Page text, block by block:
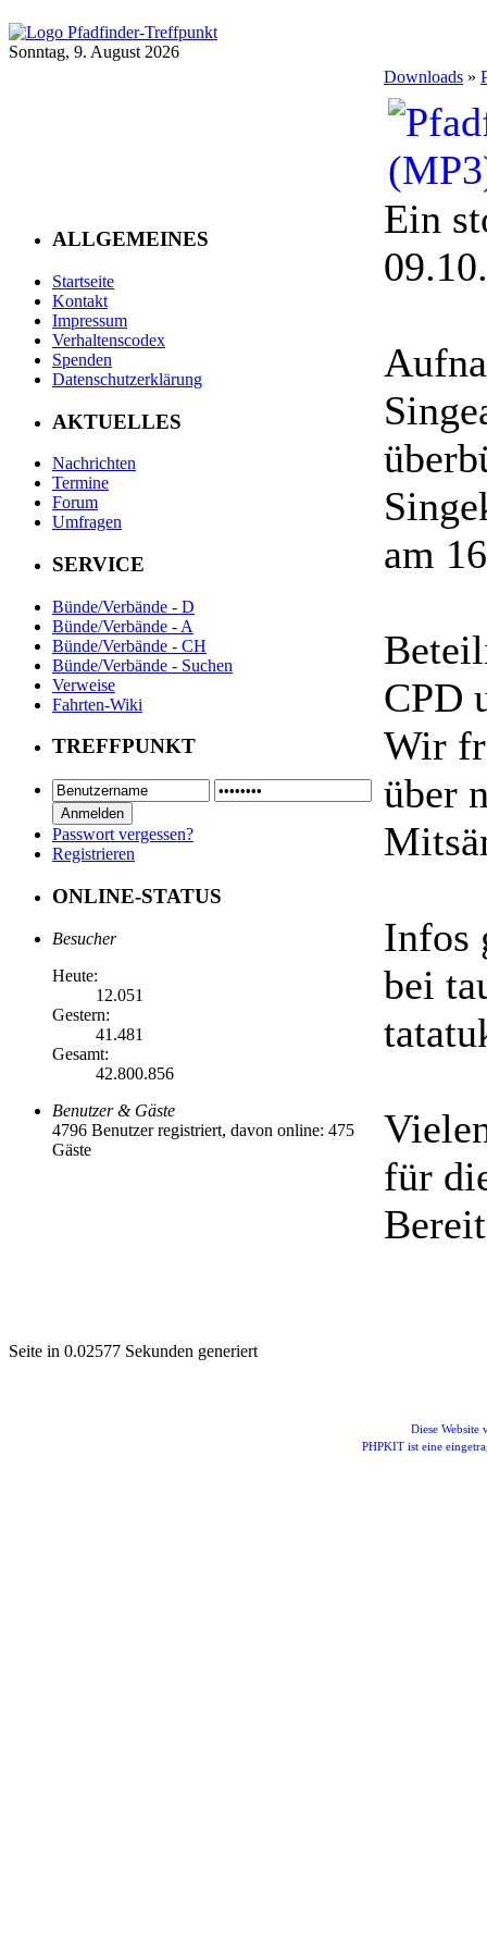
Sonntag, 9. August 2026
ALLGEMEINES
Startseite
Kontakt
Impressum
Verhaltenscodex
Spenden
Datenschutzerklärung
AKTUELLES
Nachrichten
Termine
Forum
Umfragen
SERVICE
Bünde/Verbände - D
Bünde/Verbände - A
Bünde/Verbände - CH
Bünde/Verbände - Suchen
Verweise
Fahrten-Wiki
TREFFPUNKT
Passwort vergessen?
Registrieren
ONLINE-STATUS
Besucher
Heute:
12.051
Gestern:
41.481
Gesamt:
42.800.856
Benutzer & Gäste
4796 Benutzer registriert, davon online: 475
Gäste
Downloads »
Ein
am
CPD
Wir
über
Infos
bei
für
Seite in 0.02577 Sekunden generiert
Diese Website
PHPKIT ist eine